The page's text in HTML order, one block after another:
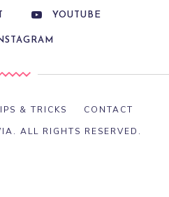
YOUTUBE
& TRICKS
CONTACT
ALL RIGHTS RESERVED.